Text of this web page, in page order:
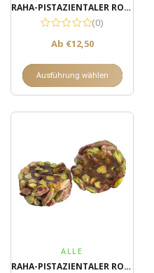
RAHA-PISTAZIENTALER ROLL GROSS
(0)
Ab €12,50
Ausführung wählen
ALLE
RAHA-PISTAZIENTALER ROLL KLEIN